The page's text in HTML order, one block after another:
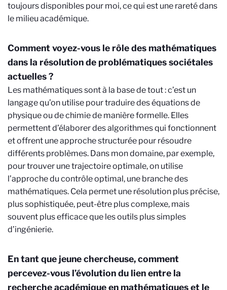
toujours disponibles pour moi, ce qui est une rareté dans
le milieu académique.
Comment voyez-vous le rôle des mathématiques
dans la résolution de problématiques sociétales
actuelles ?
Les mathématiques sont à la base de tout : c’est un
langage qu’on utilise pour traduire des équations de
physique ou de chimie de manière formelle. Elles
permettent d’élaborer des algorithmes qui fonctionnent
et offrent une approche structurée pour résoudre
différents problèmes. Dans mon domaine, par exemple,
pour trouver une trajectoire optimale, on utilise
l’approche du contrôle optimal, une branche des
mathématiques. Cela permet une résolution plus précise,
plus sophistiquée, peut-être plus complexe, mais
souvent plus efficace que les outils plus simples
d’ingénierie.
En tant que jeune chercheuse, comment
percevez-vous l’évolution du lien entre la
recherche académique en mathématiques et le